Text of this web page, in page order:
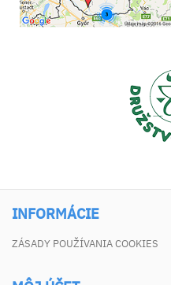
INFORMÁCIE
ZÁSADY POUŽÍVANIA COOKIES